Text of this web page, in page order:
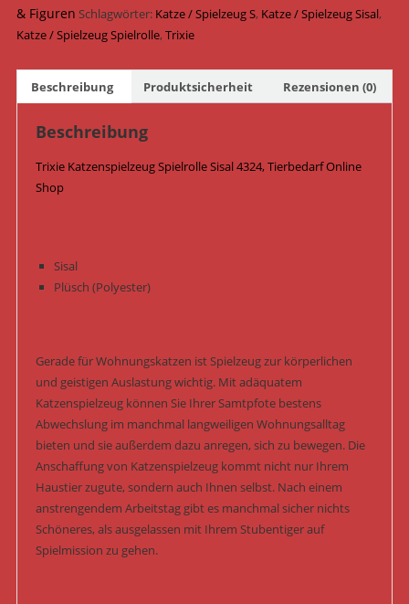
23
cm
20
Blau/Natur
Menge
& Figuren Schlagwörter: Katze / Spielzeug S, Katze / Spielzeug Sisal,
Katze / Spielzeug Spielrolle,Trixie
Beschreibung Produktsicherheit Rezensionen (0)
Beschreibung
Trixie Katzenspielzeug Spielrolle Sisal 4324, Tierbedarf Online
Shop
Sisal
Plüsch (Polyester)
Gerade für Wohnungskatzen ist Spielzeug zur körperlichen
und geistigen Auslastung wichtig. Mit adäquatem
Katzenspielzeug können Sie Ihrer Samtpfote bestens
Abwechslung im manchmal langweiligen Wohnungsalltag
bieten und sie außerdem dazu anregen, sich zu bewegen. Die
Anschaffung von Katzenspielzeug kommt nicht nur Ihrem
Haustier zugute, sondern auch Ihnen selbst. Nach einem
anstrengendem Arbeitstag gibt es manchmal sicher nichts
Schöneres, als ausgelassen mit Ihrem Stubentiger auf
Spielmission zu gehen.